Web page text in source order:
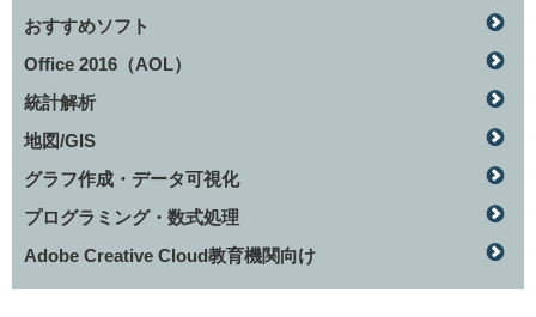
おすすめソフト
Office 2016（AOL）
統計解析
地図/GIS
グラフ作成・データ可視化
プログラミング・数式処理
Adobe Creative Cloud教育機関向け